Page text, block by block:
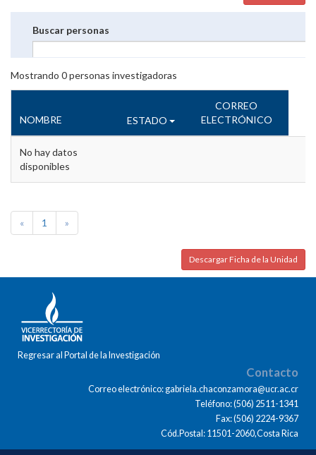
Buscar personas
Mostrando 0personas investigadoras
NOMBRE ESTADO
CORREO
ELECTRÓNICO
No hay datos
disponibles
« 1 »
Descargar Ficha de la Unidad
Regresar al Portal de la Investigación
Contacto
Correo electrónico: gabriela.chaconzamora@ucr.ac.cr
Teléfono: (506) 2511-1341
Fax: (506) 2224-9367
Cód.Postal: 11501-2060,Costa Rica